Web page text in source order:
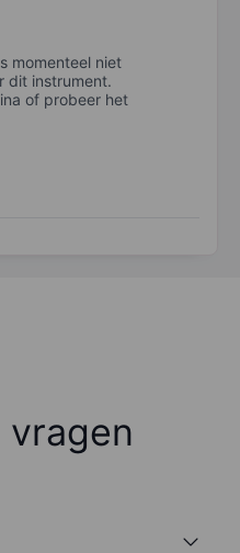
momenteel niet
dit instrument.
of probeer het
vragen